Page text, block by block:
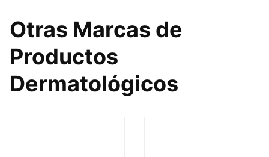
Otras Marcas de
Productos
Dermatológicos